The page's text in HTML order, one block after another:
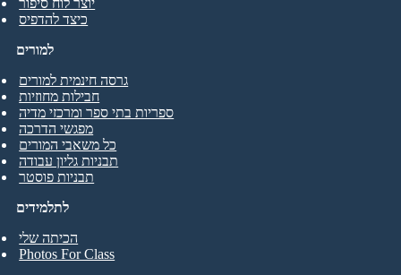
כיצד להדפיס
לתלמידים
הכיתה שלי
Photos For Class
למורים
גרסה חינמית למורים
חבילות מחוזיות
ספריות בתי ספר ומרכזי מדיה
מפגשי הדרכה
כל משאבי המורים
תבניות גליון עבודה
תבניות פוסטר